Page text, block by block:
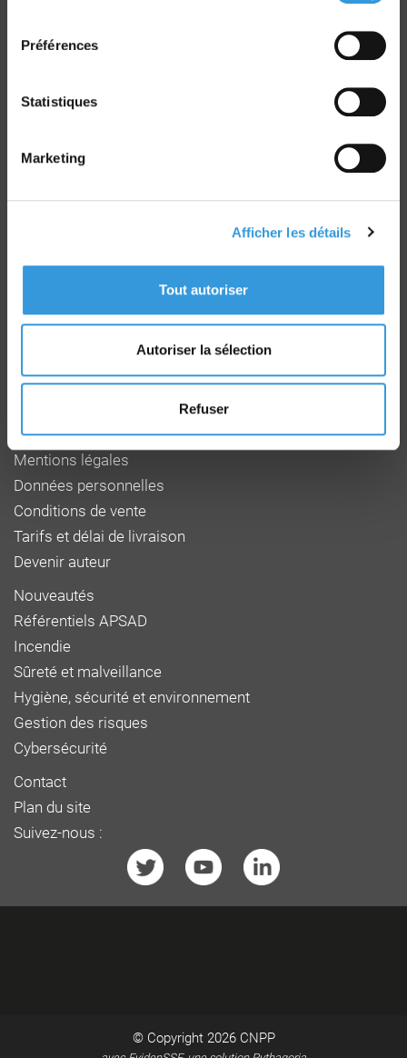
Préférences
Statistiques
Marketing
Afficher les détails
Tout autoriser
Autoriser la sélection
Refuser
Route de la Chapelle Réanville
Tél : 02 32 53 64 34
www.faceaurisque.com
Qui sommes-nous
Mentions légales
Données personnelles
Conditions de vente
Tarifs et délai de livraison
Devenir auteur
Nouveautés
Référentiels APSAD
Incendie
Sûreté et malveillance
Hygiène, sécurité et environnement
Gestion des risques
Cybersécurité
Contact
Plan du site
Suivez-nous :
© Copyright 2026 CNPP